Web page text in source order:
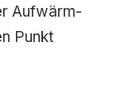
Aufwärm-
Punkt